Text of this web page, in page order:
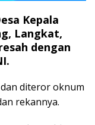
Kepala
Langkat,
dengan
diteror oknum
rekannya.